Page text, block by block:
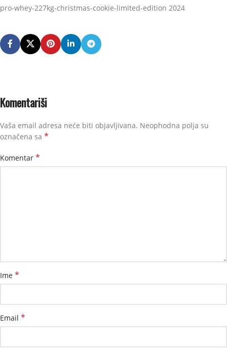
pro-whey-227kg-christmas-cookie-limited-edition 2024
Komentariši
Vaša email adresa neće biti objavljivana. Neophodna polja su
označena sa *
Komentar *
Ime *
Email *